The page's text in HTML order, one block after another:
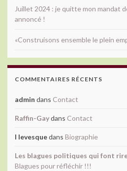
Juillet 2024 : je quitte mon mandat
annoncé !
«Construisons ensemble le plein
COMMENTAIRES RÉCENTS
admin dans Contact
Raffin-Gaydans Contact
l levesquedans Biographie
Les blagues politiques qui font
Blagues pour réfléchir !!!